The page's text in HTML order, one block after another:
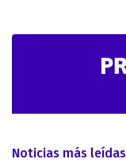
Noticias más leídas